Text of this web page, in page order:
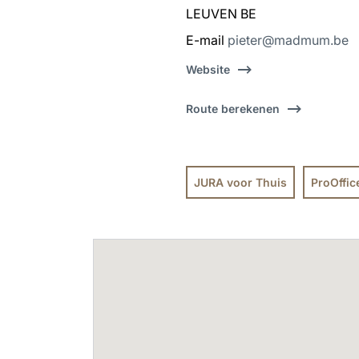
LEUVEN BE
E-mail pieter@madmum.be
Website
Route berekenen
JURA voor Thuis